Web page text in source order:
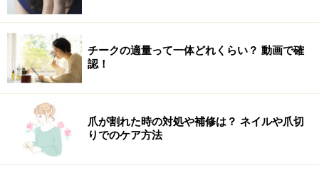
・アイプチなどのメイクで希望する二重のラインで普段
から生活する
この方法は化粧かぶれなどがまぶたに無い場合は有効だ
と考えています。術前後の変化が小さくなるためばれに
くくなるということ以外にもメリットがあります。
それは自分にはどんなラインが合うかをシミレーション
チークの適量って一体どれくらい？ 動画で確
認！
爪が割れた時の対処や補修は？ ネイルや爪切
りでのケア方法